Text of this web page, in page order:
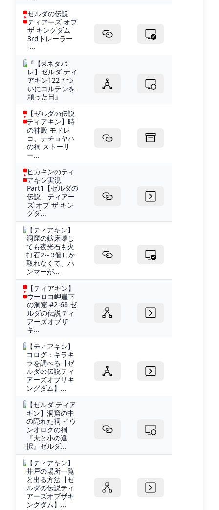
ゼルダの伝説
ティアーズ オブ
ザ キングダム
3rdトレーラー
-...
『【※ネタバ
レ】ゼルダ ティ
アキン122＊つ
いにコルテンを
頼った日』
【ゼルダの伝説
ティアキン】時
の神殿 モドレ
コ、ナチョヤハ
の祠 ストーリ
ー...
ヒカキンのティ
アキン実況
Part1【ゼルダの
伝説 ティアー
ズ オブ ザ キン
グダ...
【ティアキン】
洞窟の鉱床壊し
ても夜光石も火
打石2～3個しか
取れなくて、ハ
ンマーが...
【ティアキン】
ウーロコ岬崖下
の洞窟 #2-68 ゼ
ルダの伝説ティ
アーズオブザ
キ...
【ティアキン】
コログ：キラキ
ラを調べる【ゼ
ルダの伝説ティ
アーズオブザキ
ングダム】...
【ゼルダ ティア
キン】洞窟の中
の隠れた祠 イウ
ンオロクの祠
『大と小の選
択』ゼルダ...
【ティアキン】
井戸の場所一覧
と出る方法【ゼ
ルダの伝説ティ
アーズオブザキ
ングダム】...